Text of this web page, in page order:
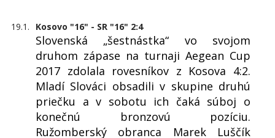
19.1. Kosovo "16" - SR "16" 2:4
Slovenská „šestnástka“ vo svojom
druhom zápase na turnaji Aegean Cup
2017 zdolala rovesníkov z Kosova 4:2.
Mladí Slováci obsadili v skupine druhú
priečku a v sobotu ich čaká súboj o
konečnú bronzovú pozíciu.
Ružomberský obranca Marek Luščík